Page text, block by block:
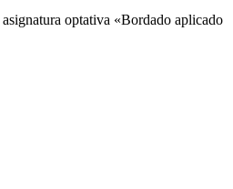
optativa «Bordado aplicado